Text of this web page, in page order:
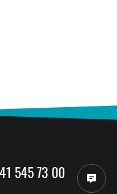
545 73 00